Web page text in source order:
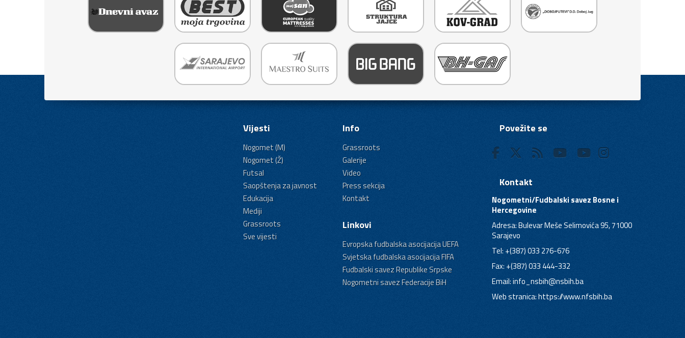
Vijesti
Nogomet (M)
Nogomet (Ž)
Futsal
Saopštenja za javnost
Edukacija
Mediji
Grassroots
Sve vijesti
Info
Grassroots
Galerije
Video
Press sekcija
Kontakt
Linkovi
Evropska fudbalska asocijacija UEFA
Svjetska fudbalska asocijacija FIFA
Fudbalski savez Republike Srpske
Nogometni savez Federacije BiH
Povežite se
Kontakt
Nogometni/Fudbalski savez Bosne i
Hercegovine
Adresa: Bulevar Meše Selimovića 95, 71000
Sarajevo
Tel: +(387) 033 276-676
Fax: +(387) 033 444-332
Email:info_nsbih@nsbih.ba
Web stranica: https://www.nfsbih.ba